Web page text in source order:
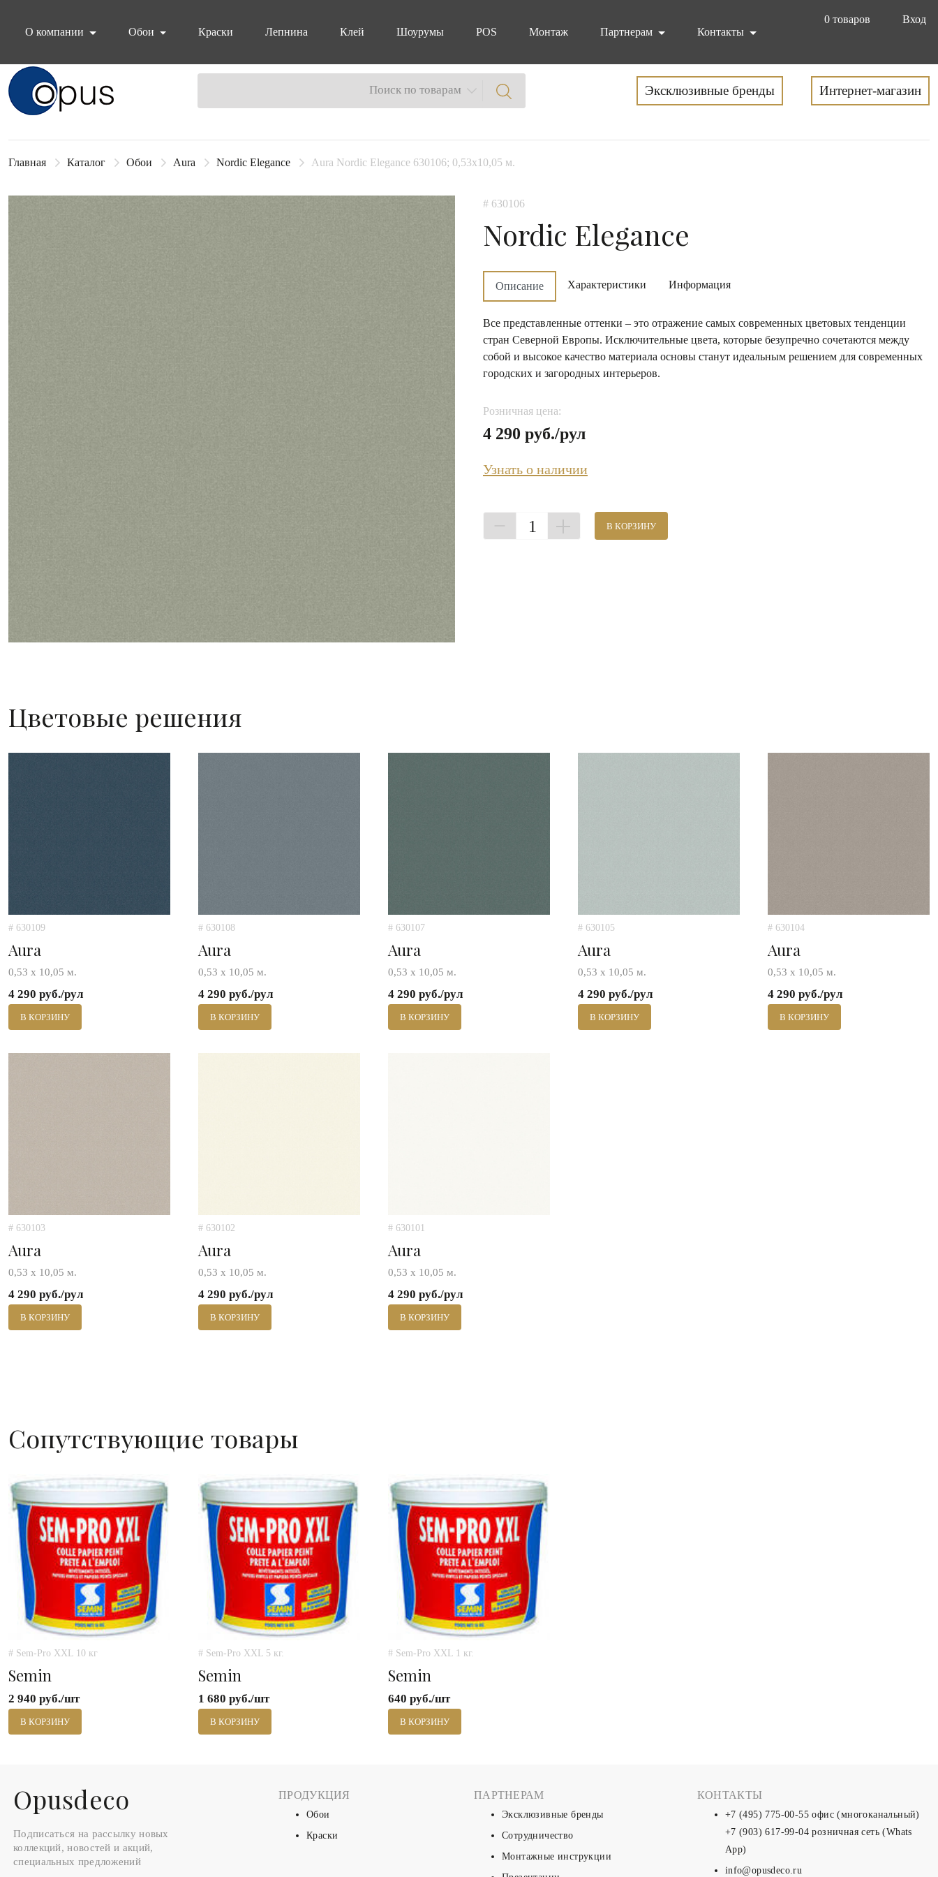
0 товаров
Вход
О компании
Обои Краски Лепнина Клей Шоурумы POS Монтаж Партнерам Контакты
Блок поиска Поиск по товарам Эксклюзивные бренды Интернет-магазин
Главная Каталог Обои Aura Nordic Elegance Aura Nordic Elegance 630106; 0,53x10,05 м.
# 630106
Nordic Elegance
Описание Характеристики Информация
Все представленные оттенки – это отражение самых современных цветовых тенденции
стран Северной Европы. Исключительные цвета, которые безупречно сочетаются между
собой и высокое качество материала основы станут идеальным решением для современных
городских и загородных интерьеров.
Розничная цена:
4 290 руб./рул
Узнать о наличии
1 В КОРЗИНУ
Цветовые решения
# 630109
Aura
0,53 х 10,05 м.
4 290 руб./рул
В КОРЗИНУ
# 630108
Aura
0,53 х 10,05 м.
4 290 руб./рул
В КОРЗИНУ
# 630107
Aura
0,53 х 10,05 м.
4 290 руб./рул
В КОРЗИНУ
# 630105
Aura
0,53 х 10,05 м.
4 290 руб./рул
В КОРЗИНУ
# 630104
Aura
0,53 х 10,05 м.
4 290 руб./рул
В КОРЗИНУ
# 630103
Aura
0,53 х 10,05 м.
4 290 руб./рул
В КОРЗИНУ
# 630102
Aura
0,53 х 10,05 м.
4 290 руб./рул
В КОРЗИНУ
# 630101
Aura
0,53 х 10,05 м.
4 290 руб./рул
В КОРЗИНУ
Сопутствующие товары
# Sem-Pro XXL 10 кг
Semin
2 940 руб./шт
В КОРЗИНУ
# Sem-Pro XXL 5 кг.
Semin
1 680 руб./шт
В КОРЗИНУ
# Sem-Pro XXL 1 кг.
Semin
640 руб./шт
В КОРЗИНУ
Оpusdeco
Подписаться на рассылку новых
коллекций, новостей и акций,
специальных предложений
ПРОДУКЦИЯ
Обои
Краски
ПАРТНЕРАМ
Эксклюзивные бренды
Сотрудничество
Монтажные инструкции
КОНТАКТЫ
+7 (495) 775-00-55 офис (многоканальный)
+7 (903) 617-99-04 розничная сеть (Whats
App)
info@opusdeco.ru